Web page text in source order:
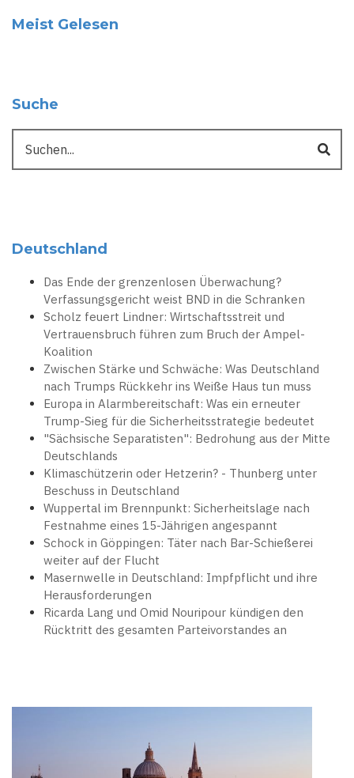
Meist Gelesen
Suche
Deutschland
Das Ende der grenzenlosen Überwachung?
Verfassungsgericht weist BND in die Schranken
Scholz feuert Lindner: Wirtschaftsstreit und
Vertrauensbruch führen zum Bruch der Ampel-
Koalition
Zwischen Stärke und Schwäche: Was Deutschland
nach Trumps Rückkehr ins Weiße Haus tun muss
Europa in Alarmbereitschaft: Was ein erneuter
Trump-Sieg für die Sicherheitsstrategie bedeutet
"Sächsische Separatisten": Bedrohung aus der Mitte
Deutschlands
Klimaschützerin oder Hetzerin? - Thunberg unter
Beschuss in Deutschland
Wuppertal im Brennpunkt: Sicherheitslage nach
Festnahme eines 15-Jährigen angespannt
Schock in Göppingen: Täter nach Bar-Schießerei
weiter auf der Flucht
Masernwelle in Deutschland: Impfpflicht und ihre
Herausforderungen
Ricarda Lang und Omid Nouripour kündigen den
Rücktritt des gesamten Parteivorstandes an